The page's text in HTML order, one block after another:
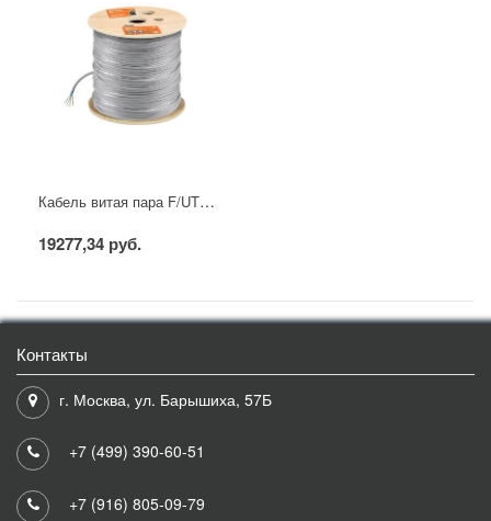
Кабель витая пара F/UTP Cat 6 4х2х23AWG (305м) solid, ПВХ, серый TDM
19277,34 руб.
Контакты
г. Москва, ул. Барышиха, 57Б
+7 (499) 390-60-51
+7 (916) 805-09-79